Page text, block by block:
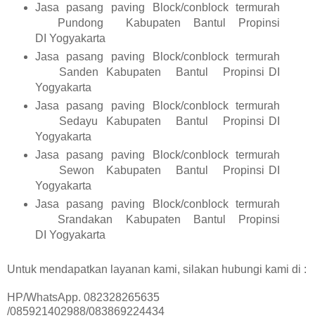
Jasa pasang paving Block/conblock termurah
Pundong
Kabupaten Bantul
Propinsi
DI Yogyakarta
Jasa pasang paving Block/conblock termurah
Sanden
Kabupaten Bantul
Propinsi DI
Yogyakarta
Jasa pasang paving Block/conblock termurah
Sedayu
Kabupaten Bantul
Propinsi DI
Yogyakarta
Jasa pasang paving Block/conblock termurah
Sewon
Kabupaten Bantul
Propinsi DI
Yogyakarta
Jasa pasang paving Block/conblock termurah
Srandakan
Kabupaten Bantul
Propinsi
DI Yogyakarta
Untuk mendapatkan layanan kami, silakan hubungi kami di :
HP/WhatsApp. 082328265635
/085921402988/083869224434